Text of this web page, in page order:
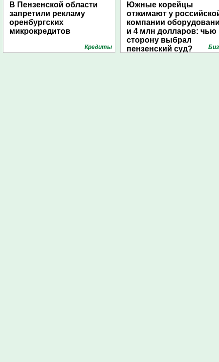
В Пензенской области
запретили рекламу
оренбургских
микрокредитов
Кредиты
Южные корейцы
отжимают у
компании
и 4 млн долларов: чью
сторону выбрал
пензенский суд?